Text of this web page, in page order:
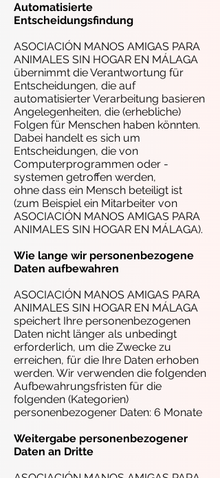
Automatisierte
Entscheidungsfindung
ASOCIACIÓN MANOS AMIGAS PARA
ANIMALES SIN HOGAR EN MÁLAGA
übernimmt die Verantwortung für
Entscheidungen, die auf
automatisierter Verarbeitung basieren
Angelegenheiten, die (erhebliche)
Folgen für Menschen haben könnten.
Dabei handelt es sich um
Entscheidungen, die von
Computerprogrammen oder -
systemen getroffen werden,
ohne dass ein Mensch beteiligt ist
(zum Beispiel ein Mitarbeiter von
ASOCIACIÓN MANOS AMIGAS PARA
ANIMALES SIN HOGAR EN MÁLAGA).
Wie lange wir personenbezogene
Daten aufbewahren
ASOCIACIÓN MANOS AMIGAS PARA
ANIMALES SIN HOGAR EN MÁLAGA
speichert Ihre personenbezogenen
Daten nicht länger als unbedingt
erforderlich, um die Zwecke zu
erreichen, für die Ihre Daten erhoben
werden. Wir verwenden die folgenden
Aufbewahrungsfristen für die
folgenden (Kategorien)
personenbezogener Daten: 6 Monate
Weitergabe personenbezogener
Daten an Dritte